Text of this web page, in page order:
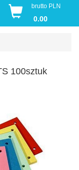
brutto PLN
0.00
100sztuk